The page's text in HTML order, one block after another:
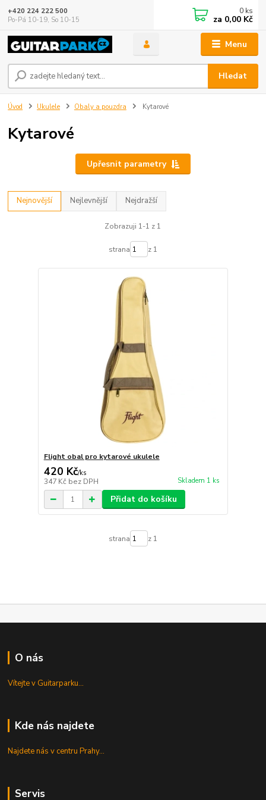
Menu
Hledat
+420 224 222 500
Po-Pá 10-19, So 10-15
0 ks
za 0,00 Kč
Úvod Ukulele Obaly a pouzdra Kytarové
Kytarové
Upřesnit parametry
Nejnovější Nejlevnější Nejdražší
Zobrazuji 1-1 z 1
strana z 1
Flight obal pro kytarové ukulele
420 Kč/ks
347 Kč bez DPH Skladem 1 ks
Přidat do košíku
strana z 1
O nás
Vítejte v Guitarparku...
Kde nás najdete
Najdete nás v centru Prahy...
Servis